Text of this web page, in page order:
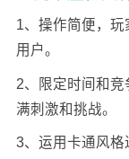
1、操作简便，
用户。
2、限定时间和
满刺激和挑战。
3、运用卡通风